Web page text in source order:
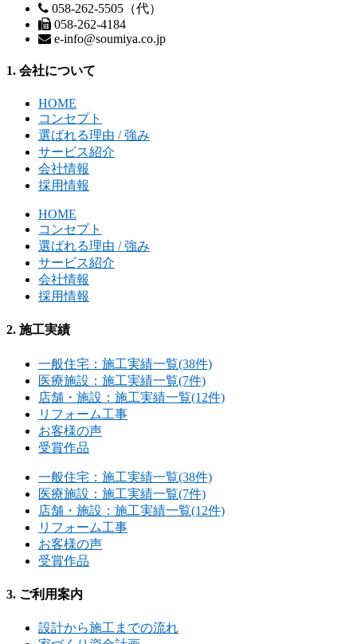
058-262-5505（代）
058-262-4184
e-info@soumiya.co.jp
1. 会社について
HOME
コンセプト
選ばれる理由 / 強み
サービス紹介
会社情報
採用情報
HOME
コンセプト
選ばれる理由 / 強み
サービス紹介
会社情報
採用情報
2. 施工実績
一般住宅：施工実績一覧(38件)
医療施設：施工実績一覧(7件)
店舗・施設：施工実績一覧(12件)
リフォーム工事
お客様の声
受賞作品
一般住宅：施工実績一覧(38件)
医療施設：施工実績一覧(7件)
店舗・施設：施工実績一覧(12件)
リフォーム工事
お客様の声
受賞作品
3. ご利用案内
設計から施工までの流れ